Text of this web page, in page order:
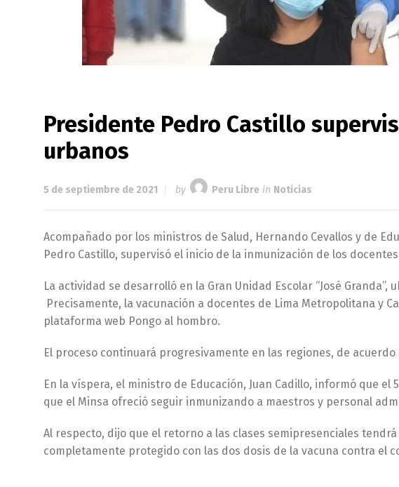
Presidente Pedro Castillo
urbanos
5 de septiembre de 2021 by Peru Libre in Noticias
Acompañado por los ministros de Salud, Hernando Cevallos y de
Pedro Castillo, supervisó el inicio de la inmunización de los
La actividad se desarrolló en la Gran Unidad Escolar “José
Precisamente, la vacunación a docentes de Lima Metropolitana y
plataforma web Pongo al hombro.
El proceso continuará progresivamente en las regiones, de
En la víspera, el ministro de Educación, Juan Cadillo, informó que
que el Minsa ofreció seguir inmunizando a maestros y personal
Al respecto, dijo que el retorno a las clases semipresenciales
completamente protegido con las dos dosis de la vacuna contra el